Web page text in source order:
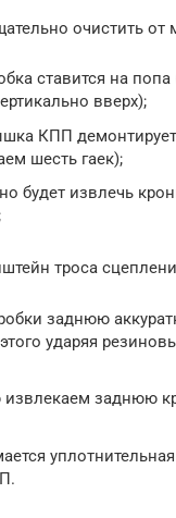
очистить от
ставится на
вверх);
КПП
шесть гаек);
будет извлечь
троса
заднюю
ударяя
заднюю